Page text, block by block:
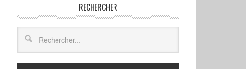
RECHERCHER